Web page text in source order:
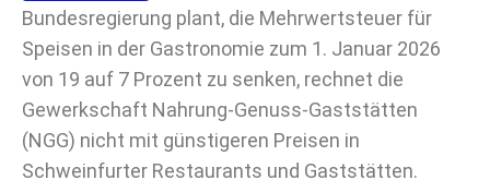
Bundesregierung plant, die Mehrwertsteuer für
Speisen in der Gastronomie zum 1. Januar 2026
von 19 auf 7 Prozent zu senken, rechnet die
Gewerkschaft Nahrung-Genuss-Gaststätten
(NGG) nicht mit günstigeren Preisen in
Schweinfurter Restaurants und Gaststätten.